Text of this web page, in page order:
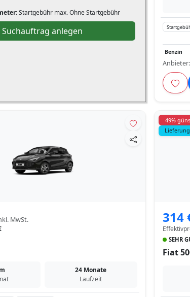
Startgebühr max. Ohne Startgebühr
Suchauftrag anlegen
Benzin
Anbieter:
MwSt.
24 Monate
Laufzeit
49%
314
SEHR
Fiat